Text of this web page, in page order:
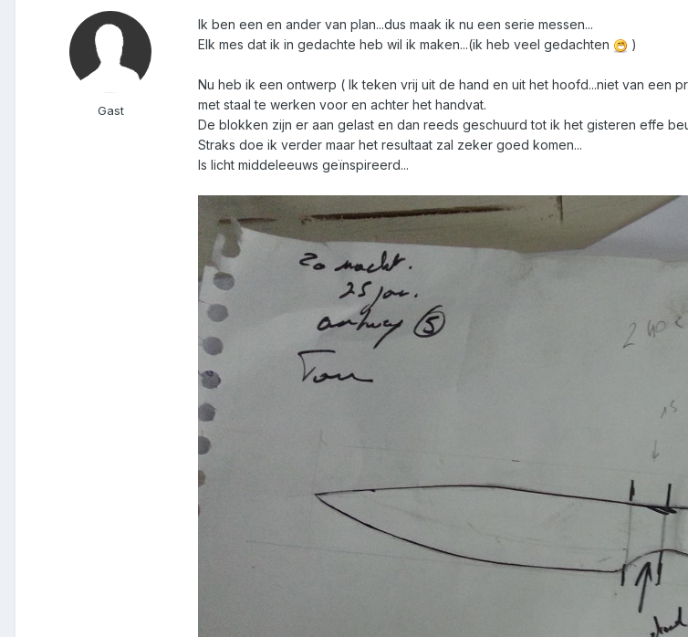
Gast
Ik ben een en ander van plan...dus maak ik nu een serie messen...
Elk mes dat ik in gedachte heb wil ik maken...(ik heb veel gedachten
)
Nu heb ik een ontwerp ( Ik teken vrij uit de hand en uit het hoofd...niet van een
met staal te werken voor en achter het handvat.
De blokken zijn er aan gelast en dan reeds geschuurd tot ik het gisteren effe
Straks doe ik verder maar het resultaat zal zeker goed komen...
Is licht middeleeuws geïnspireerd...